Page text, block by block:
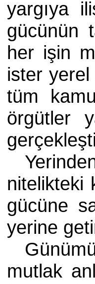
yargıya
gücünün
her işin
ister
tüm
örgütler
nitelikteki
gücüne
yerine
mutlak